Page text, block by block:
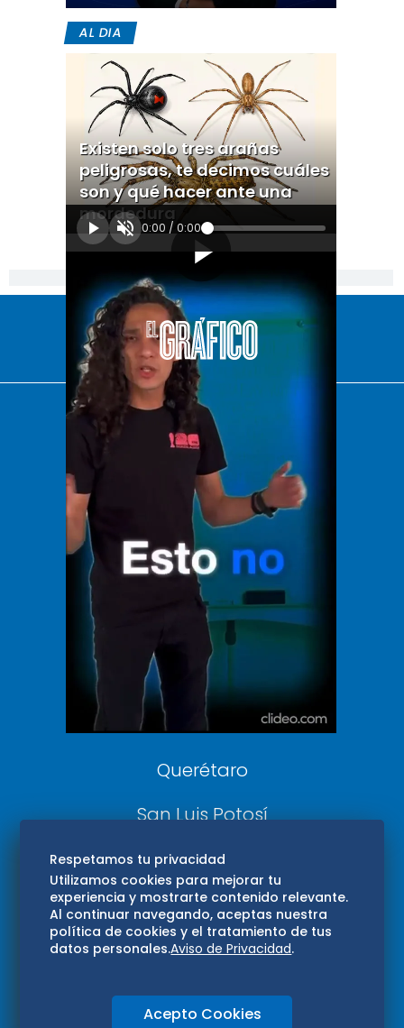
AL DIA
Existen solo tres arañas
peligrosas, te decimos cuáles
son y qué hacer ante una
mordedura
0:00 / 0:00
[Publicidad]
El Universal
Vive USA
Clase
De 10 sports
DeDinero
Confabulario
Aviso Oportuno
Consultas
Querétaro
San Luis Potosí
Edomex
Consultas
Hidalgo
Oaxaca
Respetamos tu privacidad
Utilizamos cookies para mejorar tu
experiencia y mostrarte contenido relevante.
Al continuar navegando, aceptas nuestra
política de cookies y el tratamiento de tus
datos personales.Aviso de Privacidad.
Acepto Cookies